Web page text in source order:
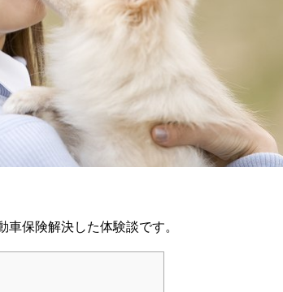
保険解決した体験談です。